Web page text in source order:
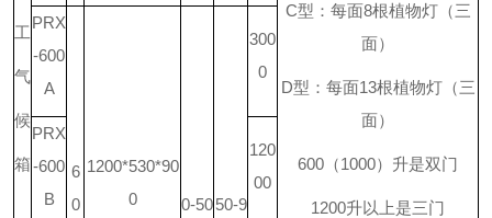
工
气
候
箱
C型：每面8根植物灯（三
面）
D型：每面13根植物灯（三
面）
600 （1000）升是双门
1200升以上是三门
PRX
-600
A
6
0
1200*530*90
0
0-5050-9
300
0
PRX
-600
B
120
00